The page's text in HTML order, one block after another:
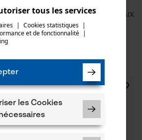
mid
protection anti-coupures HAIX
Protector Light 2.1
tous les services
| Cookies statistiques |
et de fonctionnalité |
les Cookies
s'est produite. Veuillez